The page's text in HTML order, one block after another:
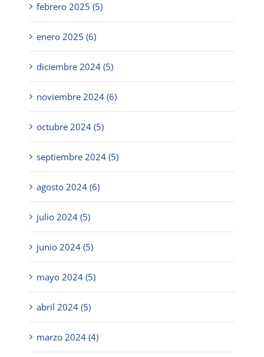
febrero 2025 (5)
enero 2025 (6)
diciembre 2024 (5)
noviembre 2024 (6)
octubre 2024 (5)
septiembre 2024 (5)
agosto 2024 (6)
julio 2024 (5)
junio 2024 (5)
mayo 2024 (5)
abril 2024 (5)
marzo 2024 (4)